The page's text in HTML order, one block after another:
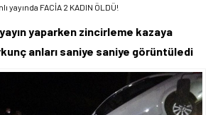
yayında FACİA 2 KADIN ÖLDÜ!
yaparken zincirleme kazaya
anları saniye saniye görüntüledi